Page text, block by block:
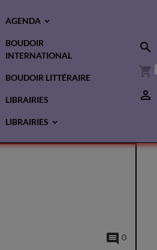
AGENDA
BOUDOIR
INTERNATIONAL
BOUDOIR LITTÉRAIRE
LIBRAIRIES
LIBRAIRIES
0